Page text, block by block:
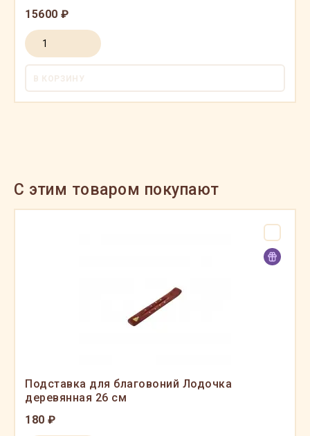
15600 ₽
В КОРЗИНУ
C этим товаром покупают
Подставка для благовоний Лодочка
деревянная 26 см
180 ₽